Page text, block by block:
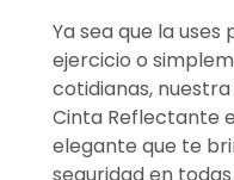
Ya sea que la
ejercicio o
cotidianas,
Cinta Reflectante
elegante que te